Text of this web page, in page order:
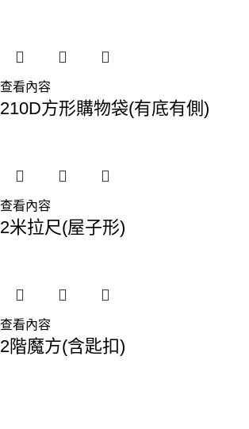
查看內容
210D方形購物袋(有底有側)
查看內容
2米拉尺(屋子形)
查看內容
2階魔方(含匙扣)